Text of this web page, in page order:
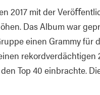
2017 mit der
Das Album war
einen Grammy
Top 40 einbrachte.